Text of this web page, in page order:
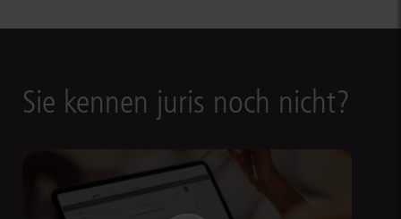
Sie kennen juris noch nicht?